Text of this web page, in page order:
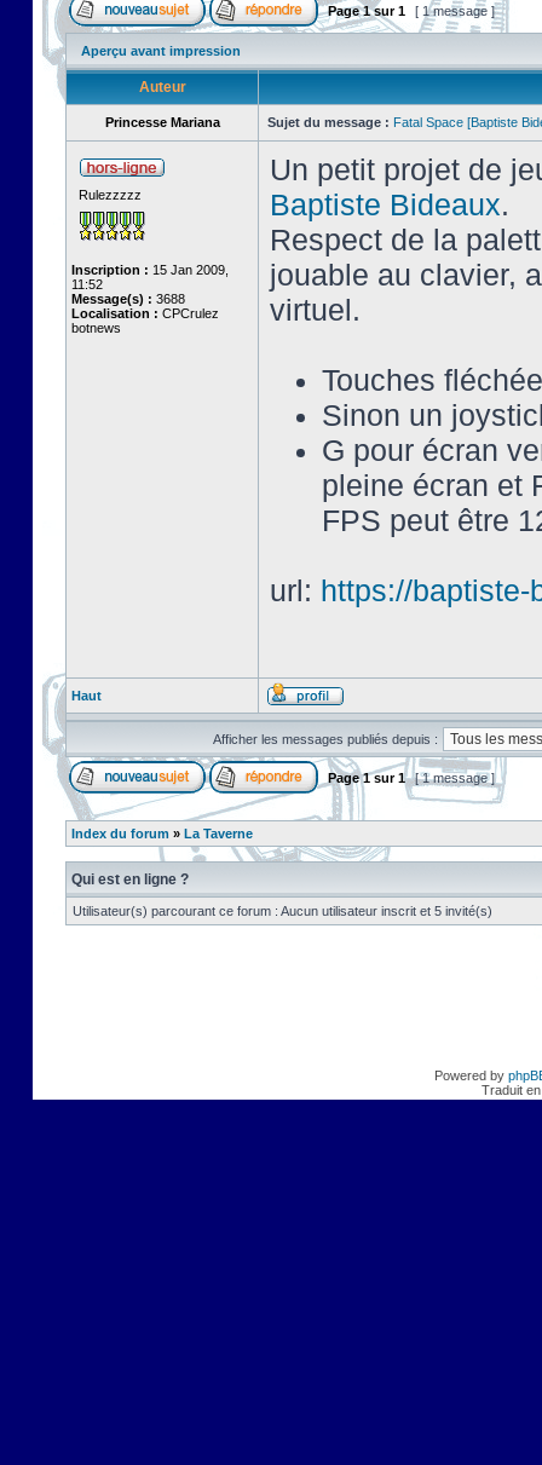
Page1sur1 [ 1 message ]
Aperçu avant impression
Auteur
Princesse Mariana Sujet du message : Fatal Space [Baptiste
Rulezzzzz
Inscription : 15 Jan 2009,
11:52
Message(s) : 3688
Localisation : CPCrulez
botnews
Un petit projet de
Baptiste Bideaux.
Respect de la
jouable au clavier,
virtuel.
Touches
Sinon un
G pour écran
pleine écran et
FPS peut être
url: https://
Haut
Afficher les messages publiés depuis :
Page1sur1 [ 1 message ]
Index du forum » La Taverne
Qui est en ligne ?
Utilisateur(s) parcourant ce forum : Aucun utilisateur inscrit et 5 invité(s)
Powered by
Traduit